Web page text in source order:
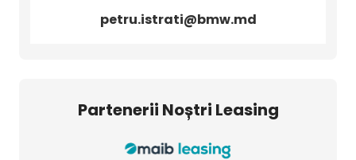
petru.istrati@bmw.md
Partenerii Noștri Leasing